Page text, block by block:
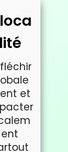
lité
et
ent